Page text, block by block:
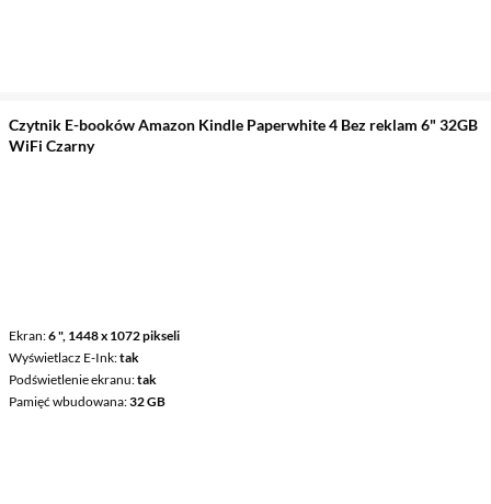
Czytnik E-booków Amazon Kindle Paperwhite 4 Bez reklam 6" 32GB
WiFi Czarny
Ekran 6 ", 1448 x 1072 pikseli
Wyświetlacz E-Ink tak
Podświetlenie ekranu tak
Pamięć wbudowana 32 GB